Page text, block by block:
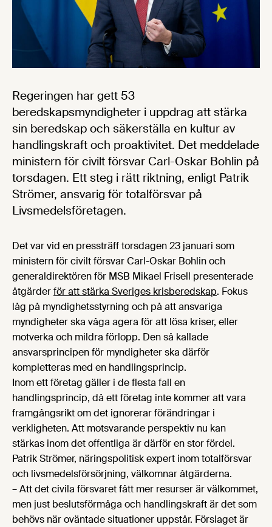
Regeringen har gett 53
beredskapsmyndigheter i uppdrag att stärka
sin beredskap och säkerställa en kultur av
handlingskraft och proaktivitet. Det meddelade
ministern för civilt försvar Carl-Oskar Bohlin på
torsdagen. Ett steg i rätt riktning, enligt Patrik
Strömer, ansvarig för totalförsvar på
Livsmedelsföretagen.
Det var vid en pressträff torsdagen 23 januari som
ministern för civilt försvar Carl-Oskar Bohlin och
generaldirektören för MSB Mikael Frisell presenterade
åtgärderför att stärka Sveriges krisberedskap. Fokus
låg på myndighetsstyrning och på att ansvariga
myndigheter ska våga agera för att lösa kriser, eller
motverka och mildra förlopp. Den så kallade
ansvarsprincipen för myndigheter ska därför
kompletteras med en handlingsprincip.
Inom ett företag gäller i de flesta fall en
handlingsprincip, då ett företag inte kommer att vara
framgångsrikt om det ignorerar förändringar i
verkligheten. Att motsvarande perspektiv nu kan
stärkas inom det offentliga är därför en stor fördel.
Patrik Strömer, näringspolitisk expert inom totalförsvar
och livsmedelsförsörjning, välkomnar åtgärderna.
– Att det civila försvaret fått mer resurser är välkommet,
men just beslutsförmåga och handlingskraft är det som
behövs när oväntade situationer uppstår. Förslaget är